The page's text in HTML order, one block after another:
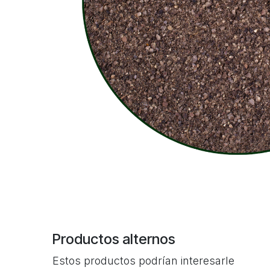
Productos alternos
Estos productos podrían interesarle